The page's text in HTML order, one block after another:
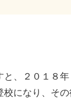
、２０１８
になり、そ